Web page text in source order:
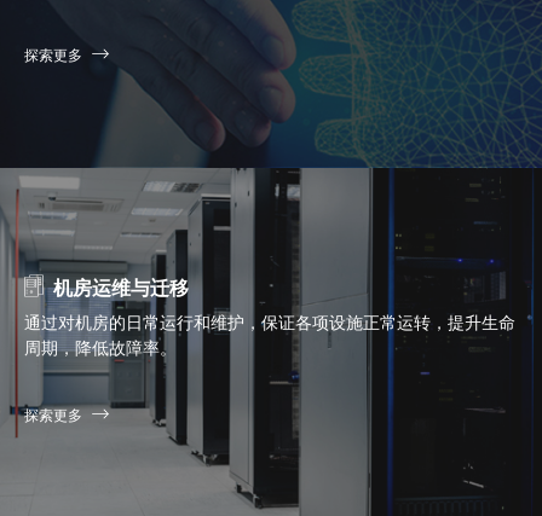
探索更多
机房运维与迁移
通过对机房的日常运行和维护，保证各项设施正常运转，提升生命
周期，降低故障率。
探索更多